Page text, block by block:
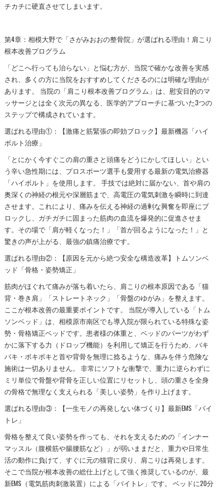
チカチに硬直させてしまいます。
第4章：相模大野で「さがみおおの整骨院」が選ばれる理由！肩こり
根本改善プログラム
「どこへ行っても治らない」と悩む方が、当院で確かな改善を実感
され、多くの方に当院をおすすめしてくださるのには明確な理由が
あります。 当院の「肩こり根本改善プログラム」は、慰安目的のマ
ッサージとは全く次元の異なる、医学的アプローチに基づいた3つの
ステップで構成されています。
選ばれる理由①：【激痛と筋緊張の即効ブロック】最新機器「ハイ
ボルト治療」
「とにかく今すぐこの肩の重さと頭痛をどうにかしてほしい」とい
う辛い急性期には、プロスポーツ選手も愛用する最新の電気治療器
「ハイボルト」を使用します。 手技では絶対に届かない、首や肩の
奥深くの神経の根元や深層筋まで、高電圧の電気刺激を瞬時に到達
させます。これにより、痛みを伝える神経の過剰な興奮を即座にブ
ロックし、ガチガチに固まった筋肉の血流を爆発的に促進させま
す。その場で「肩が軽くなった！」「首が回るようになった！」と
驚きの声が上がる、最強の鎮痛治療です。
選ばれる理由②：【原因を元から絶つ安全な構造改革】トムソンベ
ッド「骨格・姿勢矯正」
筋肉がほぐれて痛みが落ち着いたら、肩こりの根本原因である「猫
背・巻き肩」「ストレートネック」「骨盤のゆがみ」を整えます。
ここが根本改善の最重要ポイントです。 当院が導入している「トム
ソンベッド」は、相模原市南区でも導入院が限られている特殊な姿
勢・骨格矯正ベッドです。患者様の体重と、ベッドのパーツがわず
かに落下する力（ドロップ機能）を利用して矯正を行うため、バキ
バキ・ボキボキと首や背骨を無理に捻るような、痛みを伴う危険な
施術は一切ありません。 非常にソフトな衝撃で、重力に逆らわずに
ミリ単位で骨盤や背骨を正しい位置にリセットし、頭の重さを全身
の骨格で無理なく支えられる「美しい姿勢」を作り上げます。
選ばれる理由③：【一生モノの再発しない体づくり】最新EMS「バイ
トレ」
骨格を整えて良い姿勢を作っても、それを支えるための「インナー
マッスル（腹横筋や腸腰筋など）」が弱いままだと、重力や日常生
活の動作に負けて、すぐに元の猫背に戻り、肩こりは再発します。
そこで当院が根本改善の総仕上げとして強く推奨しているのが、最
新EMS（電気筋肉刺激装置）による「バイトレ」です。 ベッドに20分